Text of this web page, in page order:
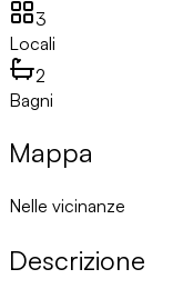
3
Locali
2
Bagni
Mappa
Nelle vicinanze
Descrizione